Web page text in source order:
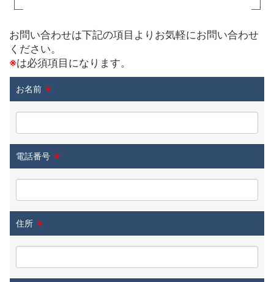
お問い合わせは下記の項目よりお気軽にお問い合わせ
ください。
※は必須項目になります。
お名前 ※
電話番号 ※
住所 ※